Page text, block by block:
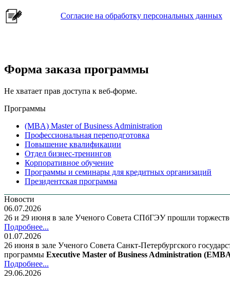
Согласие на обработку персональных данных
Форма заказа программы
Не хватает прав доступа к веб-форме.
Программы
(MBA) Master of Business Administration
Профессиональная переподготовка
Повышение квалификации
Отдел бизнес-тренингов
Корпоративное обучение
Программы и семинары для кредитных организаций
Президентская программа
Новости
06.07.2026
26 и 29 июня в зале Ученого Совета СПбГЭУ прошли
Подробнее...
01.07.2026
26 июня в зале Ученого Совета Санкт-Петербургского
программы Executive Master of Business Administration
Подробнее...
29.06.2026